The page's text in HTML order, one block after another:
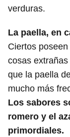
verduras.
La paella, en
Ciertos
cosas
que la paella
mucho más
Los sabores
romero y el
primordiales.